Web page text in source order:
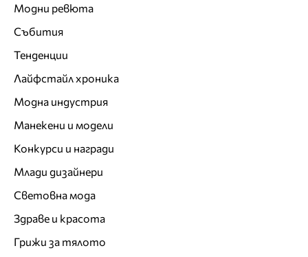
Модни ревюта
Събития
Тенденции
Лайфстайл хроника
Модна индустрия
Манекени и модели
Конкурси и награди
Млади дизайнери
Световна мода
Здраве и красота
Грижи за тялото